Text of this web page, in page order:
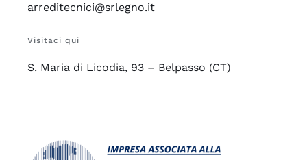
arreditecnici@srlegno.it
Visitaci qui
S. Maria di Licodia, 93 – Belpasso (CT)